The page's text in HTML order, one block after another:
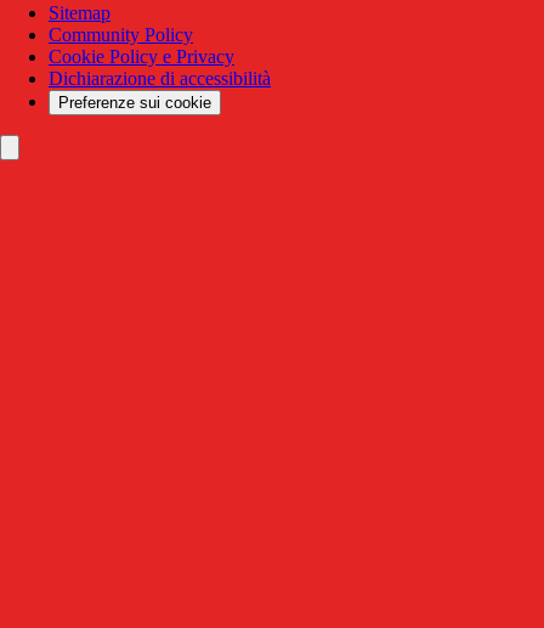
Sitemap
Community Policy
Cookie Policy e Privacy
Dichiarazione di accessibilità
Preferenze sui cookie